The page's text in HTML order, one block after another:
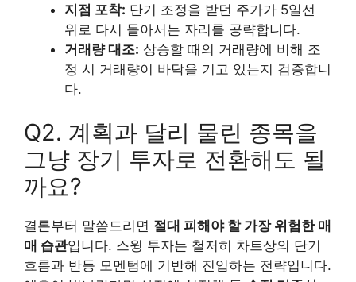
지점 포착: 단기 조정을 받던 주가가 5일선
위로 다시 돌아서는 자리를 공략합니다.
거래량 대조: 상승할 때의 거래량에 비해 조
정 시 거래량이 바닥을 기고 있는지 검증합니
다.
Q2. 계획과 달리 물린 종목을
그냥 장기 투자로 전환해도 될
까요?
결론부터 말씀드리면 절대 피해야 할 가장 위험한 매
매 습관입니다. 스윙 투자는 철저히 차트상의 단기
흐름과 반등 모멘텀에 기반해 진입하는 전략입니다.